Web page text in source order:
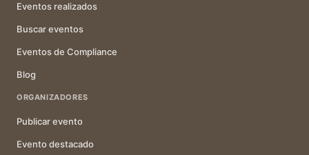
Eventos realizados
Buscar eventos
Eventos de Compliance
Blog
ORGANIZADORES
Publicar evento
Evento destacado